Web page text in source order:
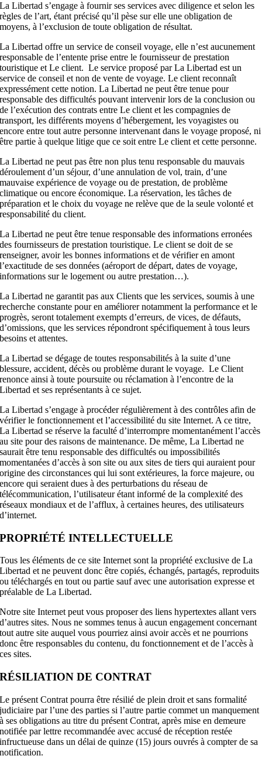
La Libertad s’engage à fournir ses services avec diligence et selon les
règles de l’art, étant précisé qu’il pèse sur elle une obligation de
moyens, à l’exclusion de toute obligation de résultat.
La Libertad offre un service de conseil voyage, elle n’est aucunement
responsable de l’entente prise entre le fournisseur de prestation
touristique et Le client. Le service proposé par La Libertad est un
service de conseil et non de vente de voyage. Le client reconnaît
expressément cette notion. La Libertad ne peut être tenue pour
responsable des difficultés pouvant intervenir lors de la conclusion ou
de l’exécution des contrats entre Le client et les compagnies de
transport, les différents moyens d’hébergement, les voyagistes ou
encore entre tout autre personne intervenant dans le voyage proposé, ni
être partie à quelque litige que ce soit entre Le client et cette personne.
La Libertad ne peut pas être non plus tenu responsable du mauvais
déroulement d’un séjour, d’une annulation de vol, train, d’une
mauvaise expérience de voyage ou de prestation, de problème
climatique ou encore économique. La réservation, les tâches de
préparation et le choix du voyage ne relève que de la seule volonté et
responsabilité du client.
La Libertad ne peut être tenue responsable des informations erronées
des fournisseurs de prestation touristique. Le client se doit de se
renseigner, avoir les bonnes informations et de vérifier en amont
l’exactitude de ses données (aéroport de départ, dates de voyage,
informations sur le logement ou autre prestation…).
La Libertad ne garantit pas aux Clients que les services, soumis à une
recherche constante pour en améliorer notamment la performance et le
progrès, seront totalement exempts d’erreurs, de vices, de défauts,
d’omissions, que les services répondront spécifiquement à tous leurs
besoins et attentes.
La Libertad se dégage de toutes responsabilités à la suite d’une
blessure, accident, décès ou problème durant le voyage. Le Client
renonce ainsi à toute poursuite ou réclamation à l’encontre de la
Libertad et ses représentants à ce sujet.
La Libertad s’engage à procéder régulièrement à des contrôles afin de
vérifier le fonctionnement et l’accessibilité du site Internet. A ce titre,
La Libertad se réserve la faculté d’interrompre momentanément l’accès
au site pour des raisons de maintenance. De même, La Libertad ne
saurait être tenu responsable des difficultés ou impossibilités
momentanées d’accès à son site ou aux sites de tiers qui auraient pour
origine des circonstances qui lui sont extérieures, la force majeure, ou
encore qui seraient dues à des perturbations du réseau de
télécommunication, l’utilisateur étant informé de la complexité des
réseaux mondiaux et de l’afflux, à certaines heures, des utilisateurs
d’internet.
PROPRIÉTÉ INTELLECTUELLE
Tous les éléments de ce site Internet sont la propriété exclusive de La
Libertad et ne peuvent donc être copiés, échangés, partagés, reproduits
ou téléchargés en tout ou partie sauf avec une autorisation expresse et
préalable de La Libertad.
Notre site Internet peut vous proposer des liens hypertextes allant vers
d’autres sites. Nous ne sommes tenus à aucun engagement concernant
tout autre site auquel vous pourriez ainsi avoir accès et ne pourrions
donc être responsables du contenu, du fonctionnement et de l’accès à
ces sites.
RÉSILIATION DE CONTRAT
Le présent Contrat pourra être résilié de plein droit et sans formalité
judiciaire par l’une des parties si l’autre partie commet un manquement
à ses obligations au titre du présent Contrat, après mise en demeure
notifiée par lettre recommandée avec accusé de réception restée
infructueuse dans un délai de quinze (15) jours ouvrés à compter de sa
notification.